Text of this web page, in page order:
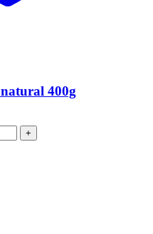
400g
+